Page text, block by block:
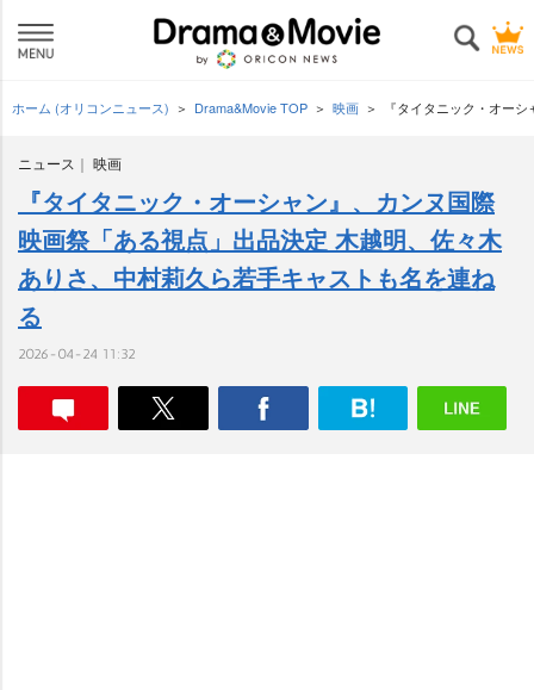
ホーム (オリコンニュース) Drama&Movie TOP 映画 『タイタニック・オー
ニュース 映画
『タイタニック・オーシャン』、カンヌ国際
映画祭「ある視点」出品決定 木越明、佐々木
ありさ、中村莉久ら若手キャストも名を連ね
る
2026-04-24 11:32